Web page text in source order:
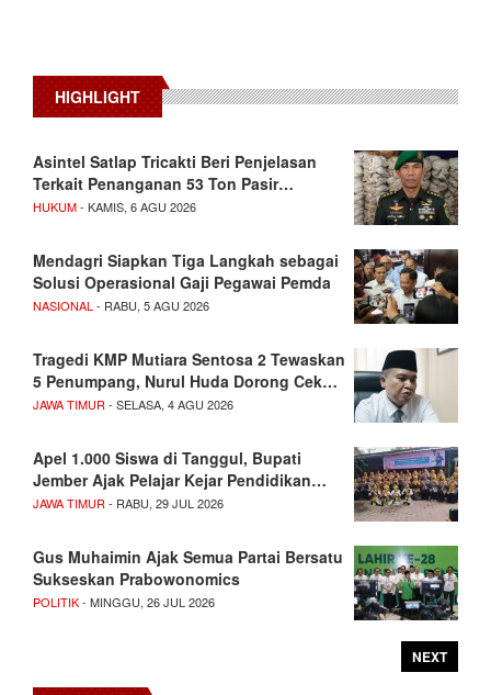
HIGHLIGHT
Asintel Satlap Tricakti Beri Penjelasan
Terkait Penanganan 53 Ton Pasir…
HUKUM- KAMIS, 6 AGU 2026
Mendagri Siapkan Tiga Langkah sebagai
Solusi Operasional Gaji Pegawai Pemda
NASIONAL - RABU, 5 AGU 2026
Tragedi KMP Mutiara Sentosa 2 Tewaskan
5 Penumpang, Nurul Huda Dorong Cek…
JAWA TIMUR - SELASA, 4 AGU 2026
Apel 1.000 Siswa di Tanggul, Bupati
Jember Ajak Pelajar Kejar Pendidikan…
JAWA TIMUR - RABU, 29 JUL 2026
Gus Muhaimin Ajak Semua Partai Bersatu
Sukseskan Prabowonomics
POLITIK- MINGGU, 26 JUL 2026
NEXT